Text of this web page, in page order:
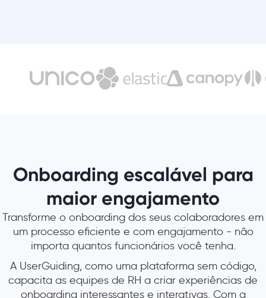
Onboarding escalável para
maior engajamento
Transforme o onboarding dos seus colaboradores em
um processo eficiente e com engajamento - não
importa quantos funcionários você tenha.
A UserGuiding, como uma plataforma sem código,
capacita as equipes de RH a criar experiências de
onboarding interessantes e interativas. Com a